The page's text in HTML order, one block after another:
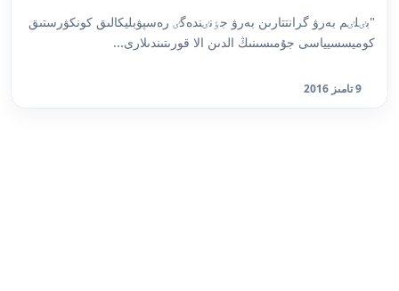
"بٸلٸم بەرۋ گرانتتارىن بەرۋ جٶنٸندەگٸ رەسپۋبليكالىق كونكۋرستىق
كوميسسيياسى جۇمىسىنىڭ الدىن الا قورىتىندىلارى...
9 تامىز 2016